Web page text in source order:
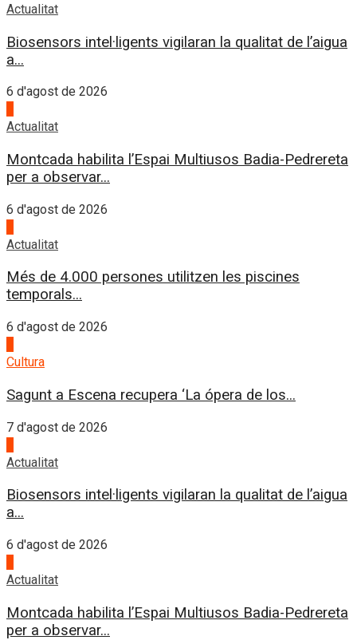
Actualitat
Biosensors intel·ligents vigilaran la qualitat de l’aigua
a...
6 d'agost de 2026
Actualitat
Montcada habilita l’Espai Multiusos Badia-Pedrereta
per a observar...
6 d'agost de 2026
Actualitat
Més de 4.000 persones utilitzen les piscines
temporals...
6 d'agost de 2026
Cultura
Sagunt a Escena recupera ‘La ópera de los...
7 d'agost de 2026
Actualitat
Biosensors intel·ligents vigilaran la qualitat de l’aigua
a...
6 d'agost de 2026
Actualitat
Montcada habilita l’Espai Multiusos Badia-Pedrereta
per a observar...